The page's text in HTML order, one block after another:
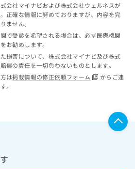
会社マイナビおよび株式会社ウェルネスが
正確な情報に努めておりますが、内容を完
ません。
で受診を希望される場合は、必ず医療機関
お勧めします。
損害について、株式会社マイナビ及び株式
償の責任を一切負わないものとします。
は掲載情報の修正依頼フォーム
からご連
。